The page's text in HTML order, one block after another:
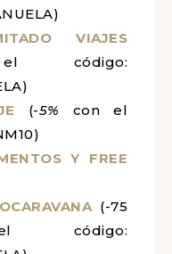
VIAJES
código:
(-5% con el
Y FREE
(-75